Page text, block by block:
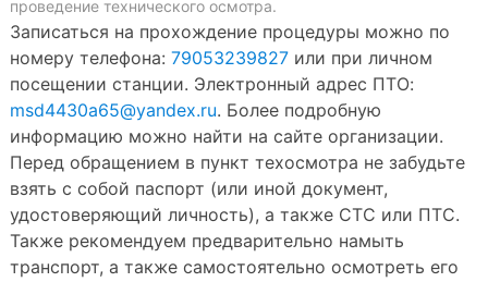
проведение технического осмотра.
Записаться на прохождение процедуры можно по
номеру телефона: 79053239827 или при личном
посещении станции. Электронный адрес ПТО:
msd4430a65@yandex.ru. Более подробную
информацию можно найти на сайте организации.
Перед обращением в пункт техосмотра не забудьте
взять с собой паспорт (или иной документ,
удостоверяющий личность), а также СТС или ПТС.
Также рекомендуем предварительно намыть
транспорт, а также самостоятельно осмотреть его